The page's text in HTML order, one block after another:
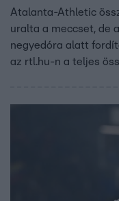
Atalanta-Athletic
uralta a meccset, de
negyedóra alatt
az rtl.hu-n a teljes